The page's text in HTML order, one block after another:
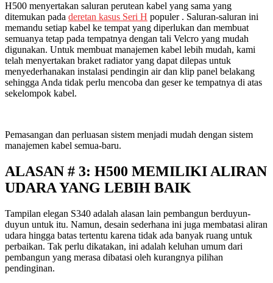
H500 menyertakan saluran perutean kabel yang sama yang
ditemukan pada deretan kasus Seri H populer . Saluran-saluran ini
memandu setiap kabel ke tempat yang diperlukan dan membuat
semuanya tetap pada tempatnya dengan tali Velcro yang mudah
digunakan. Untuk membuat manajemen kabel lebih mudah, kami
telah menyertakan braket radiator yang dapat dilepas untuk
menyederhanakan instalasi pendingin air dan klip panel belakang
sehingga Anda tidak perlu mencoba dan geser ke tempatnya di atas
sekelompok kabel.
Pemasangan dan perluasan sistem menjadi mudah dengan sistem
manajemen kabel semua-baru.
ALASAN # 3: H500 MEMILIKI ALIRAN
UDARA YANG LEBIH BAIK
Tampilan elegan S340 adalah alasan lain pembangun berduyun-
duyun untuk itu. Namun, desain sederhana ini juga membatasi aliran
udara hingga batas tertentu karena tidak ada banyak ruang untuk
perbaikan. Tak perlu dikatakan, ini adalah keluhan umum dari
pembangun yang merasa dibatasi oleh kurangnya pilihan
pendinginan.